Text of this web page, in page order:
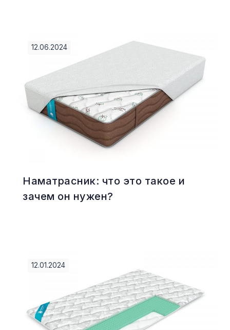
Наматрасник: что это такое и
зачем он нужен?
12.06.2024
12.01.2024